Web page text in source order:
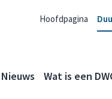
Hoofdpagina
Nieuws Wat is een